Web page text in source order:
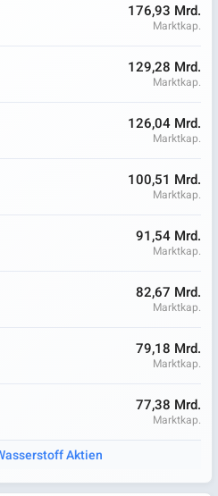
176,93 Mrd.
Marktkap.
129,28 Mrd.
Marktkap.
126,04 Mrd.
Marktkap.
100,51 Mrd.
Marktkap.
91,54 Mrd.
Marktkap.
82,67 Mrd.
Marktkap.
79,18 Mrd.
Marktkap.
77,38 Mrd.
Marktkap.
Aktien